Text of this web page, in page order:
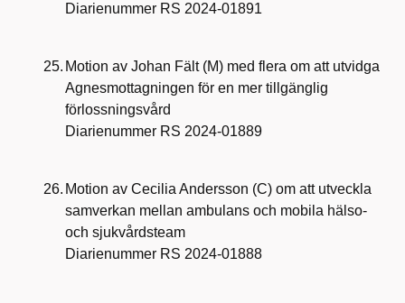
Diarienummer RS 2024-01891
25. Motion av Johan Fält (M) med flera om att utvidga
Agnesmottagningen för en mer tillgänglig
förlossningsvård
Diarienummer RS 2024-01889
26. Motion av Cecilia Andersson (C) om att utveckla
samverkan mellan ambulans och mobila hälso-
och sjukvårdsteam
Diarienummer RS 2024-01888